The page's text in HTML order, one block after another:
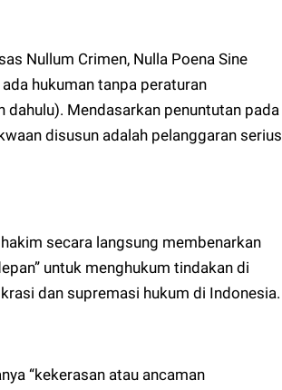
Nullum Crimen, Nulla Poena Sine
hukuman tanpa peraturan
dahulu). Mendasarkan penuntutan pada
disusun adalah pelanggaran serius
secara langsung membenarkan
untuk menghukum tindakan di
dan supremasi hukum di Indonesia.
“kekerasan atau ancaman